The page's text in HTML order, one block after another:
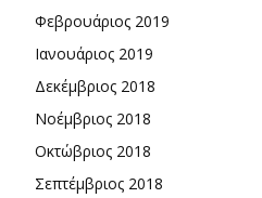
Φεβρουάριος 2019
Ιανουάριος 2019
Δεκέμβριος 2018
Νοέμβριος 2018
Οκτώβριος 2018
Σεπτέμβριος 2018